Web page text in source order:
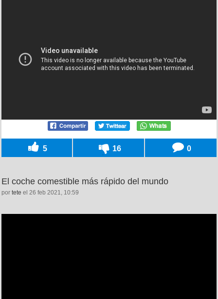
5 16 0
El coche comestible más rápido del mundo
por tete el 26 feb 2021, 10:59